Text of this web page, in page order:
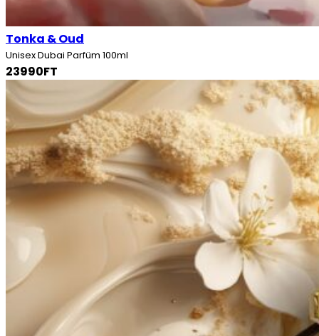
Tonka & Oud
Unisex Dubai Parfüm 100ml
23990FT